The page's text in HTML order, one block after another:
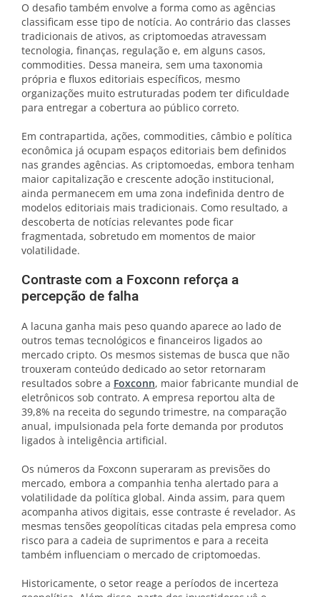
O desafio também envolve a forma como as agências
classificam esse tipo de notícia. Ao contrário das classes
tradicionais de ativos, as criptomoedas atravessam
tecnologia, finanças, regulação e, em alguns casos,
commodities. Dessa maneira, sem uma taxonomia
própria e fluxos editoriais específicos, mesmo
organizações muito estruturadas podem ter dificuldade
para entregar a cobertura ao público correto.
Em contrapartida, ações, commodities, câmbio e política
econômica já ocupam espaços editoriais bem definidos
nas grandes agências. As criptomoedas, embora tenham
maior capitalização e crescente adoção institucional,
ainda permanecem em uma zona indefinida dentro de
modelos editoriais mais tradicionais. Como resultado, a
descoberta de notícias relevantes pode ficar
fragmentada, sobretudo em momentos de maior
volatilidade.
Contraste com a Foxconn reforça a
percepção de falha
A lacuna ganha mais peso quando aparece ao lado de
outros temas tecnológicos e financeiros ligados ao
mercado cripto. Os mesmos sistemas de busca que não
trouxeram conteúdo dedicado ao setor retornaram
resultados sobre a Foxconn, maior fabricante mundial de
eletrônicos sob contrato. A empresa reportou alta de
39,8% na receita do segundo trimestre, na comparação
anual, impulsionada pela forte demanda por produtos
ligados à inteligência artificial.
Os números da Foxconn superaram as previsões do
mercado, embora a companhia tenha alertado para a
volatilidade da política global. Ainda assim, para quem
acompanha ativos digitais, esse contraste é revelador. As
mesmas tensões geopolíticas citadas pela empresa como
risco para a cadeia de suprimentos e para a receita
também influenciam o mercado de criptomoedas.
Historicamente, o setor reage a períodos de incerteza